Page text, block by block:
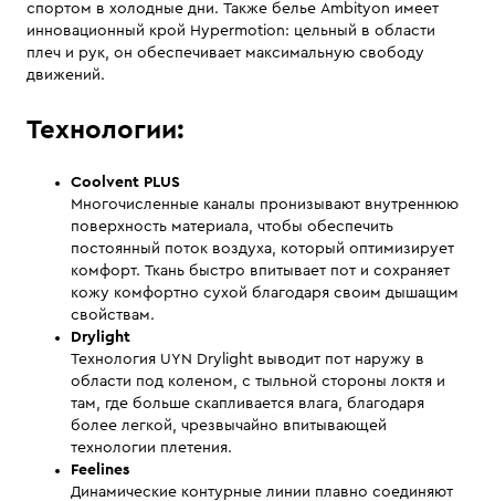
спортом в холодные дни. Также белье Ambityon имеет
инновационный крой Hypermotion: цельный в области
плеч и рук, он обеспечивает максимальную свободу
движений.
Технологии:
Coolvent PLUS
Многочисленные каналы пронизывают внутреннюю
поверхность материала, чтобы обеспечить
постоянный поток воздуха, который оптимизирует
комфорт. Ткань быстро впитывает пот и сохраняет
кожу комфортно сухой благодаря своим дышащим
свойствам.
Drylight
Технология UYN Drylight выводит пот наружу в
области под коленом, с тыльной стороны локтя и
там, где больше скапливается влага, благодаря
более легкой, чрезвычайно впитывающей
технологии плетения.
Feelines
Динамические контурные линии плавно соединяют